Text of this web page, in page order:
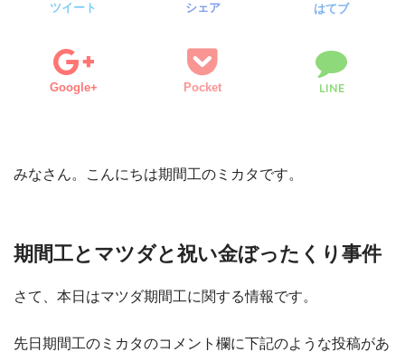
ツイート シェア はてブ
Google+ Pocket LINE
みなさん。こんにちは期間工のミカタです。
期間工とマツダと祝い金ぼったくり事件
さて、本日はマツダ期間工に関する情報です。
先日期間工のミカタのコメント欄に下記のような投稿があ